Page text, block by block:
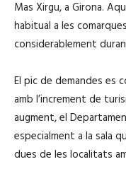
Mas Xirgu, a Girona.
habitual a les
considerablement
El pic de demandes es
amb l’increment de
augment, el
especialment a la sala
dues de les localitats